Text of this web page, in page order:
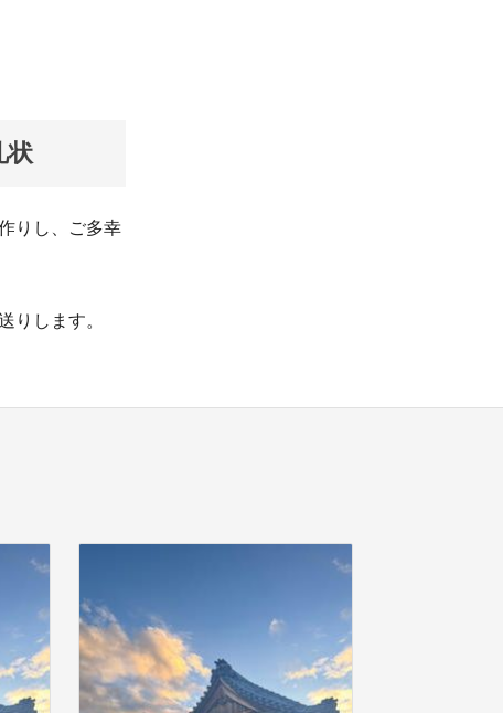
状
りし、ご多幸
りします。